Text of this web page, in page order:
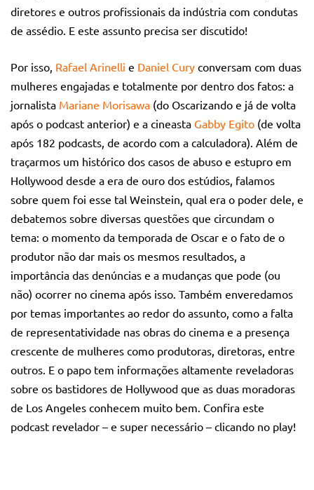
diretores e outros profissionais da indústria com condutas
de assédio. E este assunto precisa ser discutido!
Por isso, Rafael Arinelli e Daniel Cury conversam com duas
mulheres engajadas e totalmente por dentro dos fatos: a
jornalista Mariane Morisawa (do Oscarizando e já de volta
após o podcast anterior) e a cineasta Gabby Egito (de volta
após 182 podcasts, de acordo com a calculadora). Além de
traçarmos um histórico dos casos de abuso e estupro em
Hollywood desde a era de ouro dos estúdios, falamos
sobre quem foi esse tal Weinstein, qual era o poder dele, e
debatemos sobre diversas questões que circundam o
tema: o momento da temporada de Oscar e o fato de o
produtor não dar mais os mesmos resultados, a
importância das denúncias e a mudanças que pode (ou
não) ocorrer no cinema após isso. Também enveredamos
por temas importantes ao redor do assunto, como a falta
de representatividade nas obras do cinema e a presença
crescente de mulheres como produtoras, diretoras, entre
outros. E o papo tem informações altamente reveladoras
sobre os bastidores de Hollywood que as duas moradoras
de Los Angeles conhecem muito bem. Confira este
podcast revelador – e super necessário – clicando no play!